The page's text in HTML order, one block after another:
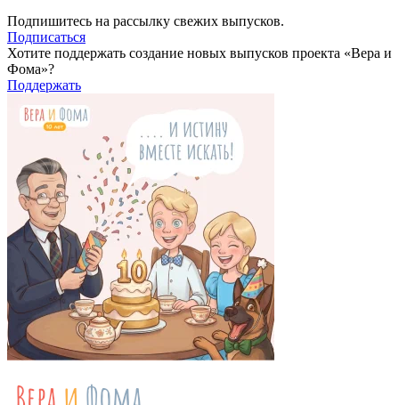
Подпишитесь на рассылку свежих выпусков.
Подписаться
Хотите поддержать создание новых выпусков проекта «Вера и
Фома»?
Поддержать